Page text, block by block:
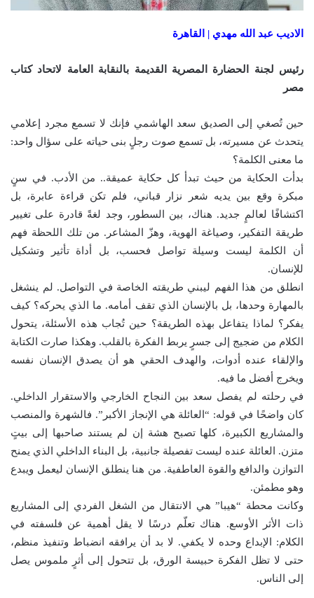
الاديب عبد الله مهدي | القاهرة
رئيس لجنة الحضارة المصرية القديمة بالنقابة العامة لاتحاد كتاب
مصر
حين تُصغي إلى الصديق سعد الهاشمي فإنك لا تسمع مجرد إعلامي
يتحدث عن مسيرته، بل تسمع صوت رجلٍ بنى حياته على سؤال واحد:
ما معنى الكلمة؟
بدأت الحكاية من حيث تبدأ كل حكاية عميقة.. من الأدب. في سنٍ
مبكرة وقع بين يديه شعر نزار قباني، فلم تكن قراءة عابرة، بل
اكتشافًا لعالمٍ جديد. هناك، بين السطور، وجد لغةً قادرة على تغيير
طريقة التفكير، وصياغة الهوية، وهزّ المشاعر. من تلك اللحظة فهم
أن الكلمة ليست وسيلة تواصل فحسب، بل أداة تأثير وتشكيل
للإنسان.
انطلق من هذا الفهم ليبني طريقته الخاصة في التواصل. لم ينشغل
بالمهارة وحدها، بل بالإنسان الذي تقف أمامه. ما الذي يحركه؟ كيف
يفكر؟ لماذا يتفاعل بهذه الطريقة؟ حين تُجاب هذه الأسئلة، يتحول
الكلام من ضجيج إلى جسرٍ يربط الفكرة بالقلب. وهكذا صارت الكتابة
والإلقاء عنده أدوات، والهدف الحقي هو أن يصدق الإنسان نفسه
ويخرج أفضل ما فيه.
في رحلته لم يفصل سعد بين النجاح الخارجي والاستقرار الداخلي.
كان واضحًا في قوله: “العائلة هي الإنجاز الأكبر”. فالشهرة والمنصب
والمشاريع الكبيرة، كلها تصبح هشة إن لم يستند صاحبها إلى بيتٍ
متزن. العائلة عنده ليست تفصيلة جانبية، بل البناء الداخلي الذي يمنح
التوازن والدافع والقوة العاطفية. من هنا ينطلق الإنسان ليعمل ويبدع
وهو مطمئن.
وكانت محطة “هيبا” هي الانتقال من الشغل الفردي إلى المشاريع
ذات الأثر الأوسع. هناك تعلّم درسًا لا يقل أهمية عن فلسفته في
الكلام: الإبداع وحده لا يكفي. لا بد أن يرافقه انضباط وتنفيذ منظم،
حتى لا تظل الفكرة حبيسة الورق، بل تتحول إلى أثرٍ ملموس يصل
إلى الناس.